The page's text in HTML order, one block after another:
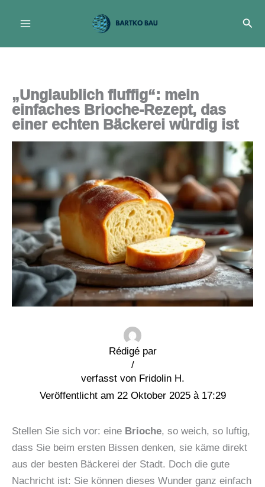
Inhalt
„Unglaublich fluffig“: mein
einfaches Brioche-Rezept, das
einer echten Bäckerei würdig ist
Rédigé par
Fridolin H.
/
22 Oktober 2025 à 17:29
Stellen Sie sich vor: eine Brioche, so weich, so luftig,
dass Sie beim ersten Bissen denken, sie käme direkt
aus der besten Bäckerei der Stadt. Doch die gute
Nachricht ist: Sie können dieses Wunder ganz einfach